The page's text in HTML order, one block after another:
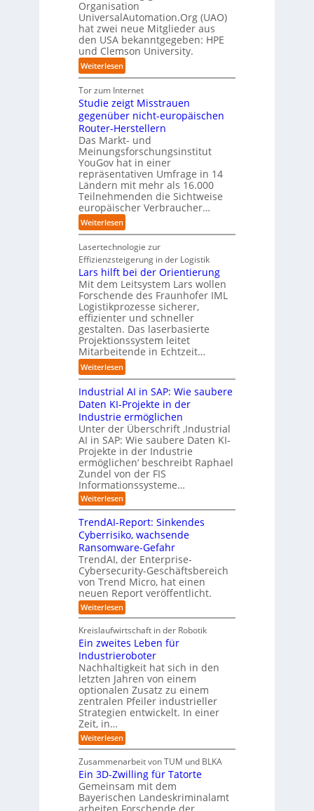
o
r
y
-
A
u
s
b
a
u
u
t
s
c
h
l
a
n
d
a
x
i
s
n
a
e
A
u
t
o
m
a
t
i
s
i
e
r
u
n
g
s
l
ö
s
u
n
g
e
n
t
a
u
f
d
i
e
Z
u
k
u
n
f
t
d
e
r
I
n
d
t
r
i
e
a
u
t
o
m
a
i
s
i
e
r
u
n
g
d
S
y
s
t
e
m
T
e
a
t
r
i
t
t
I
n
d
u
t
r
i
a
l
B
s
i
n
e
s
s
E
c
y
s
t
e
m
v
o
n
F
o
r
m
w
a
s
b
e
i
Organisation
UniversalAutomation.Org (UAO)
hat zwei neue Mitglieder aus
den USA bekanntgegeben: HPE
und Clemson University.
Weiterlesen:
U
n
i
v
e
r
s
a
l
A
u
t
o
m
a
t
i
o
n
.
O
g
w
ä
c
h
s
t
w
e
i
t
e
r
Tor zum Internet
Studie zeigt Misstrauen
gegenüber nicht-europäischen
Router-Herstellern
Das Markt- und
Meinungsforschungsinstitut
YouGov hat in einer
repräsentativen Umfrage in 14
Ländern mit mehr als 16.000
Teilnehmenden die Sichtweise
europäischer Verbraucher…
Weiterlesen:
S
t
u
d
i
e
z
e
i
g
t
M
i
s
s
r
a
u
e
n
g
e
g
e
n
ü
b
e
r
n
i
c
h
t
-
e
u
r
o
p
i
s
c
h
e
n
R
Lasertechnologie zur
Effizienzsteigerung in der Logistik
Lars hilft bei der Orientierung
Mit dem Leitsystem Lars wollen
Forschende des Fraunhofer IML
Logistikprozesse sicherer,
effizienter und schneller
gestalten. Das laserbasierte
Projektionssystem leitet
Mitarbeitende in Echtzeit…
Weiterlesen:
L
a
r
s
h
l
f
t
b
e
i
d
e
r
O
r
i
e
n
t
i
e
r
u
n
g
Industrial AI in SAP: Wie saubere
Daten KI-Projekte in der
Industrie ermöglichen
Unter der Überschrift ‚Industrial
AI in SAP: Wie saubere Daten KI-
Projekte in der Industrie
ermöglichen‘ beschreibt Raphael
Zundel von der FIS
Informationssysteme…
Weiterlesen:
I
n
d
u
s
t
r
i
a
l
A
I
n
S
A
P
:
W
i
e
s
u
b
e
r
e
D
a
t
TrendAI-Report: Sinkendes
Cyberrisiko, wachsende
Ransomware-Gefahr
TrendAI, der Enterprise-
Cybersecurity-Geschäftsbereich
von Trend Micro, hat einen
neuen Report veröffentlicht.
Weiterlesen:
T
e
n
d
A
I
-
R
e
p
r
t
:
S
i
n
k
e
Kreislaufwirtschaft in der Robotik
Ein zweites Leben für
Industrieroboter
Nachhaltigkeit hat sich in den
letzten Jahren von einem
optionalen Zusatz zu einem
zentralen Pfeiler industrieller
Strategien entwickelt. In einer
Zeit, in…
Weiterlesen:
E
n
z
w
e
i
Zusammenarbeit von TUM und BLKA
Ein 3D-Zwilling für Tatorte
Gemeinsam mit dem
Bayerischen Landeskriminalamt